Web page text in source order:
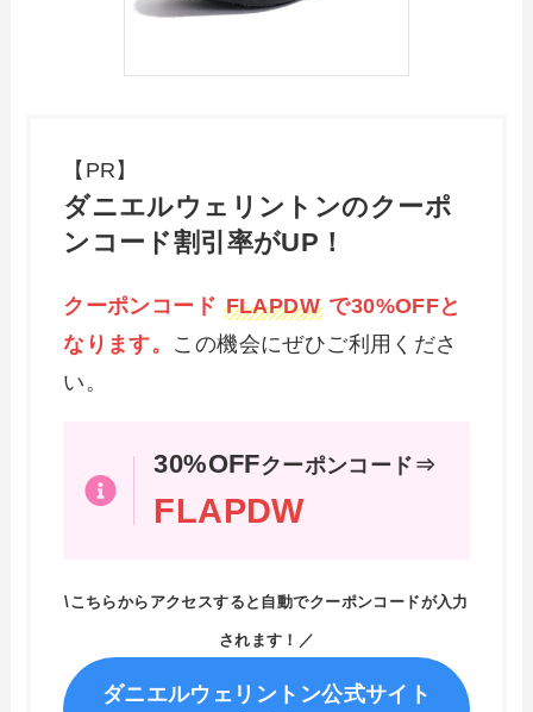
【PR】
ダニエルウェリントンのクーポ
ンコード割引率がUP！
クーポンコード FLAPDWで30%OFFと
なります。 この機会にぜひご利用くださ
い。
30%OFFクーポンコード⇒
FLAPDW
\こちらからアクセスすると自動でクーポンコードが入力
されます！／
ダニエルウェリントン公式サイト